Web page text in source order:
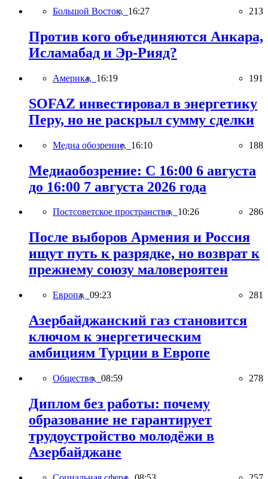
Большой Восток, 16:27 213
Против кого объединяются Анкара,
Исламабад и Эр-Рияд?
Америка, 16:19 191
SOFAZ инвестировал в энергетику
Перу, но не раскрыл сумму сделки
Медиа обозрение, 16:10 188
Медиаобозрение: С 16:00 6 августа
до 16:00 7 августа 2026 года
Постсоветское пространство, 10:26 286
После выборов Армения и Россия
ищут путь к разрядке, но возврат к
прежнему союзу маловероятен
Европа, 09:23 281
Азербайджанский газ становится
ключом к энергетическим
амбициям Турции в Европе
Общество, 08:59 278
Диплом без работы: почему
образование не гарантирует
трудоустройство молодёжи в
Азербайджане